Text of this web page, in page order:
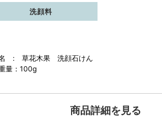
: 草花木果 洗顔石けん
量：100g
洗顔料
商品詳細を見る